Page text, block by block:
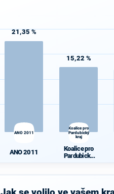
21,35 %
ANO 2011
ANO 2011
15,22 %
Koalice pro
Pardubický
kraj
Koalice pro
Pardubický